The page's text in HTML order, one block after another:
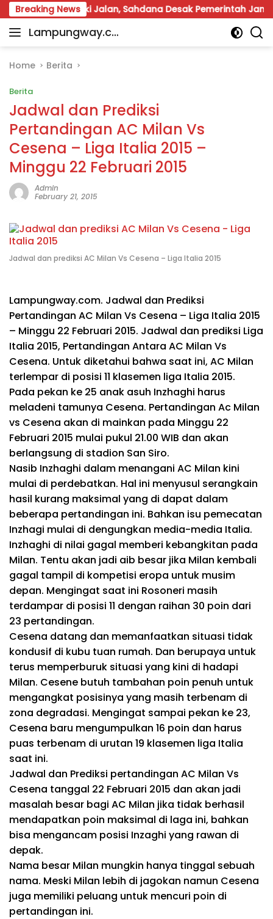
Skip
to
content
Breaking News
Perbaiki Jalan, Sahdana Desak Pemerintah Jangan
Lampungway.co
Portal
Daerah
Terpercaya
dan
Terupdate
Home Berita
Berita
Jadwal dan Prediksi
Pertandingan AC Milan Vs
Cesena – Liga Italia 2015 –
Minggu 22 Februari 2015
Admin
February 21, 2015
Jadwal dan prediksi AC Milan Vs Cesena – Liga Italia 2015
Lampungway.com. Jadwal dan Prediksi
Pertandingan AC Milan Vs Cesena – Liga Italia 2015
– Minggu 22 Februari 2015. Jadwal dan prediksi Liga
Italia 2015, Pertandingan Antara AC Milan Vs
Cesena. Untuk diketahui bahwa saat ini, AC Milan
terlempar di posisi 11 klasemen liga Italia 2015.
Pada pekan ke 25 anak asuh Inzhaghi harus
meladeni tamunya Cesena. Pertandingan Ac Milan
vs Cesena akan di mainkan pada Minggu 22
Februari 2015 mulai pukul 21.00 WIB dan akan
berlangsung di stadion San Siro.
Nasib Inzhaghi dalam menangani AC Milan kini
mulai di perdebatkan. Hal ini menyusul serangkain
hasil kurang maksimal yang di dapat dalam
beberapa pertandingan ini. Bahkan isu pemecatan
Inzhagi mulai di dengungkan media-media Italia.
Inzhaghi di nilai gagal memberi kebangkitan pada
Milan. Tentu akan jadi aib besar jika Milan kembali
gagal tampil di kompetisi eropa untuk musim
depan. Mengingat saat ini Rosoneri masih
terdampar di posisi 11 dengan raihan 30 poin dari
23 pertandingan.
Cesena datang dan memanfaatkan situasi tidak
kondusif di kubu tuan rumah. Dan berupaya untuk
terus memperburuk situasi yang kini di hadapi
Milan. Cesene butuh tambahan poin penuh untuk
mengangkat posisinya yang masih terbenam di
zona degradasi. Mengingat sampai pekan ke 23,
Cesena baru mengumpulkan 16 poin dan harus
puas terbenam di urutan 19 klasemen liga Italia
saat ini.
Jadwal dan Prediksi pertandingan AC Milan Vs
Cesena tanggal 22 Februari 2015 dan akan jadi
masalah besar bagi AC Milan jika tidak berhasil
mendapatkan poin maksimal di laga ini, bahkan
bisa mengancam posisi Inzaghi yang rawan di
depak.
Nama besar Milan mungkin hanya tinggal sebuah
nama. Meski Milan lebih di jagokan namun Cesena
juga memiliki peluang untuk mencuri poin di
pertandingan ini.